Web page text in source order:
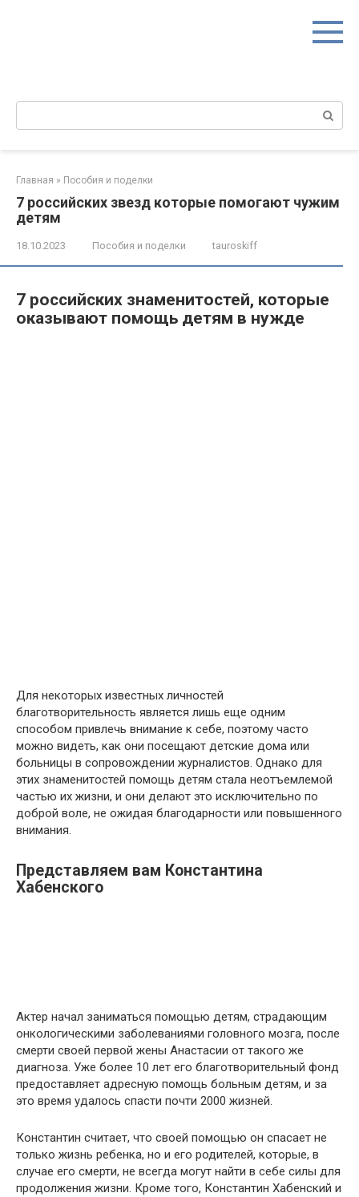
Поиск:
Главная » Пособия и поделки
7 российских звезд которые помогают чужим
детям
18.10.2023 Пособия и поделки tauroskiff
7 российских знаменитостей, которые
оказывают помощь детям в нужде
Для некоторых известных личностей
благотворительность является лишь еще одним
способом привлечь внимание к себе, поэтому часто
можно видеть, как они посещают детские дома или
больницы в сопровождении журналистов. Однако для
этих знаменитостей помощь детям стала неотъемлемой
частью их жизни, и они делают это исключительно по
доброй воле, не ожидая благодарности или повышенного
внимания.
Представляем вам Константина
Хабенского
Актер начал заниматься помощью детям, страдающим
онкологическими заболеваниями головного мозга, после
смерти своей первой жены Анастасии от такого же
диагноза. Уже более 10 лет его благотворительный фонд
предоставляет адресную помощь больным детям, и за
это время удалось спасти почти 2000 жизней.
Константин считает, что своей помощью он спасает не
только жизнь ребенка, но и его родителей, которые, в
случае его смерти, не всегда могут найти в себе силы для
продолжения жизни. Кроме того, Константин Хабенский и